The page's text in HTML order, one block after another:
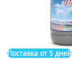
Поставка от 5 дней